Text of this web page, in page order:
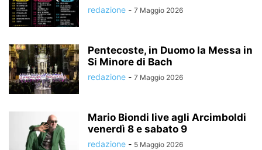
redazione - 7 Maggio 2026
Pentecoste, in Duomo la Messa in
Si Minore di Bach
redazione - 7 Maggio 2026
Mario Biondi live agli Arcimboldi
venerdì 8 e sabato 9
redazione - 5 Maggio 2026